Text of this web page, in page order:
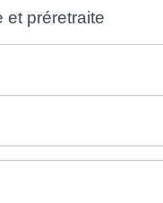
et préretraite